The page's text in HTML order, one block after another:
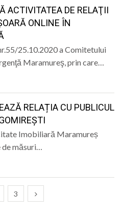
ACTIVITATEA DE RELAŢII
ONLINE ÎN
25.10.2020 a Comitetului
Maramureş, prin care…
RELAȚIA CU PUBLICUL
Imobiliară Maramureș
de măsuri…
3